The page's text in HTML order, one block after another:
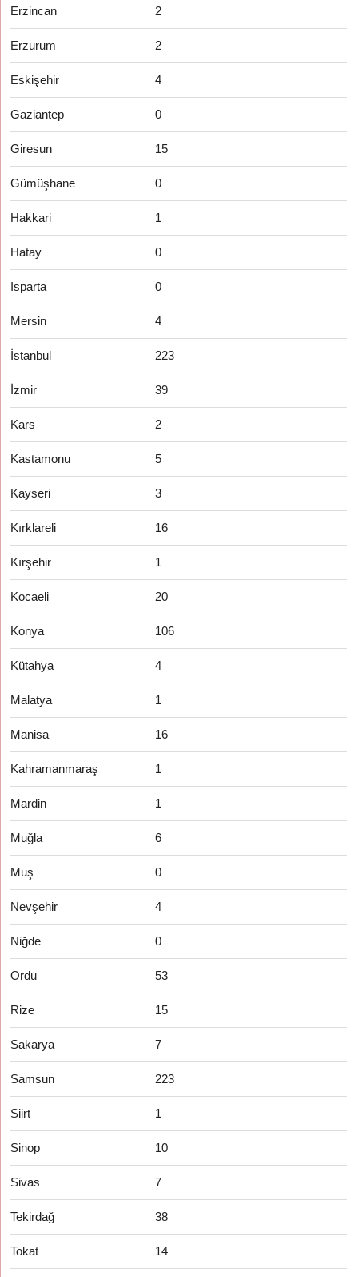
Erzincan 2
Erzurum 2
Eskişehir 4
Gaziantep 0
Giresun 15
Gümüşhane 0
Hakkari 1
Hatay 0
Isparta 0
Mersin 4
İstanbul 223
İzmir 39
Kars 2
Kastamonu 5
Kayseri 3
Kırklareli 16
Kırşehir 1
Kocaeli 20
Konya 106
Kütahya 4
Malatya 1
Manisa 16
Kahramanmaraş 1
Mardin 1
Muğla 6
Muş 0
Nevşehir 4
Niğde 0
Ordu 53
Rize 15
Sakarya 7
Samsun 223
Siirt 1
Sinop 10
Sivas 7
Tekirdağ 38
Tokat 14